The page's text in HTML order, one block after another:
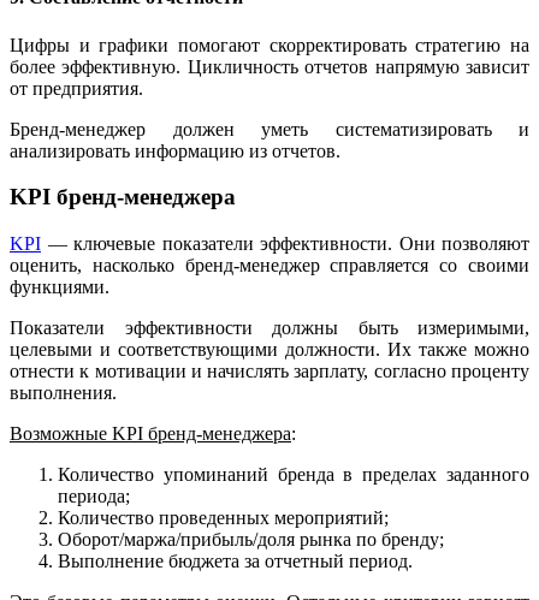
Цифры и графики помогают скорректировать стратегию на
более эффективную. Цикличность отчетов напрямую зависит
от предприятия.
Бренд-менеджер должен уметь систематизировать и
анализировать информацию из отчетов.
KPI бренд-менеджера
KPI — ключевые показатели эффективности. Они позволяют
оценить, насколько бренд-менеджер справляется со своими
функциями.
Показатели эффективности должны быть измеримыми,
целевыми и соответствующими должности. Их также можно
отнести к мотивации и начислять зарплату, согласно проценту
выполнения.
Возможные KPI бренд-менеджера:
Количество упоминаний бренда в пределах заданного
периода;
Количество проведенных мероприятий;
Оборот/маржа/прибыль/доля рынка по бренду;
Выполнение бюджета за отчетный период.